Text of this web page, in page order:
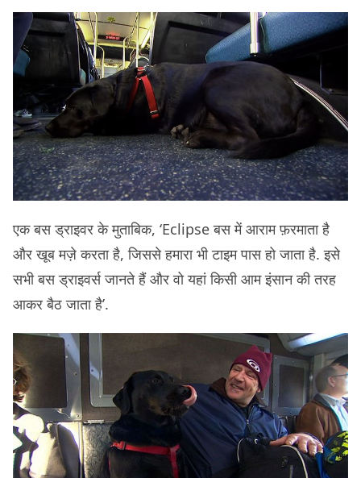
एक बस ड्राइवर के मुताबिक, ‘Eclipse बस में आराम फ़रमाता है
और खूब मज़े करता है, जिससे हमारा भी टाइम पास हो जाता है. इसे
सभी बस ड्राइवर्स जानते हैं और वो यहां किसी आम इंसान की तरह
आकर बैठ जाता है’.